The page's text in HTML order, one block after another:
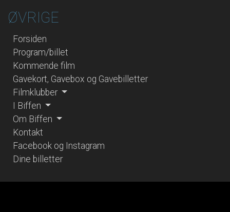
ØVRIGE
Forsiden
Program/billet
Kommende film
Gavekort, Gavebox og Gavebilletter
Filmklubber
I Biffen
Om Biffen
Kontakt
Facebook og Instagram
Dine billetter